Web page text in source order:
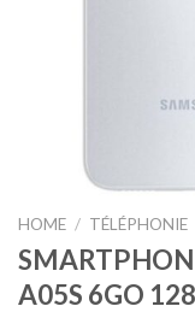
HOME / TÉLÉPHONIE
A05S 6GO